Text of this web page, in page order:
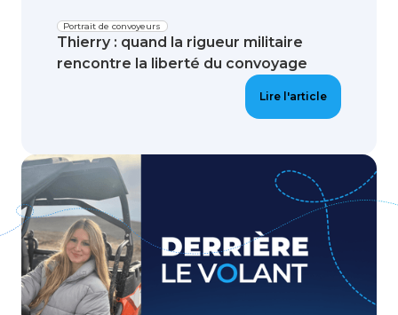
Portrait de convoyeurs
Thierry : quand la rigueur militaire
rencontre la liberté du convoyage
Lire l'article